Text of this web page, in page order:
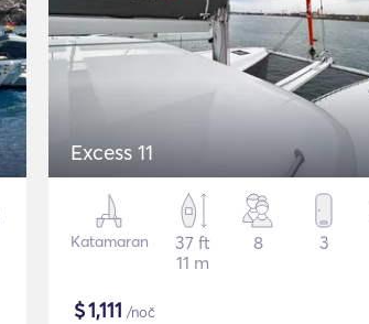
Excess 11
Katamaran
37 ft
11 m
8 3
$1,111 /noč